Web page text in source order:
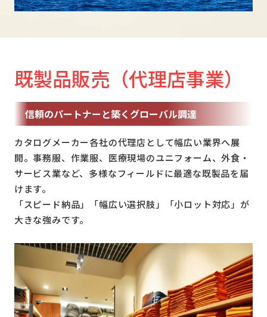
既製品販売（代理店事業）
信頼のパートナーと築くグローバル調達
カタログメーカー各社の代理店として幅広い業界へ展
開。事務服、作業服、医療現場のユニフォーム、外食・
サービス業など、多様なフィールドに最適な既製品を届
けます。
「スピード納品」「幅広い選択肢」「小ロット対応」が
大きな強みです。